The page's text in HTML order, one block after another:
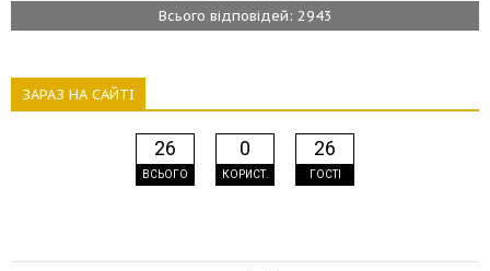
Всього відповідей: 2943
ЗАРАЗ НА САЙТІ
26
ВСЬОГО
0
КОРИСТ.
26
ГОСТІ